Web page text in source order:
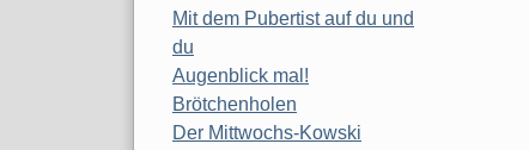
Mit dem Pubertist auf du und
du
Augenblick mal!
Brötchenholen
Der Mittwochs-Kowski